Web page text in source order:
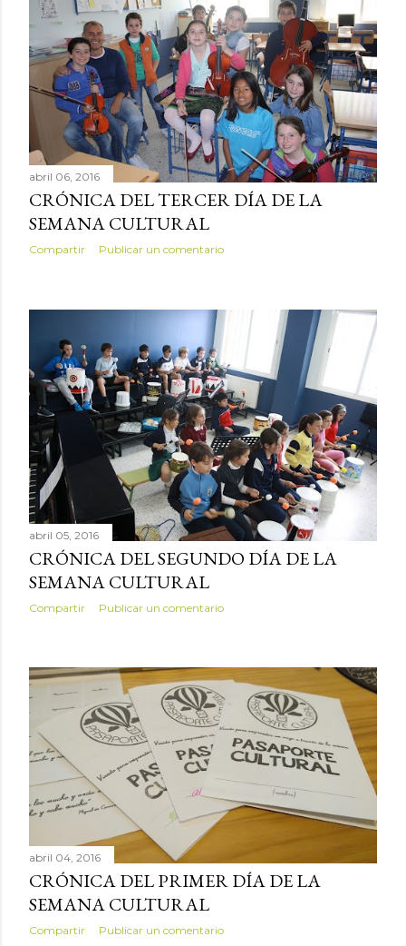
abril 06, 2016
CRÓNICA DEL TERCER DÍA DE LA
SEMANA CULTURAL
Compartir Publicar un comentario
abril 05, 2016
CRÓNICA DEL SEGUNDO DÍA DE LA
SEMANA CULTURAL
Compartir Publicar un comentario
abril 04, 2016
CRÓNICA DEL PRIMER DÍA DE LA
SEMANA CULTURAL
Compartir Publicar un comentario